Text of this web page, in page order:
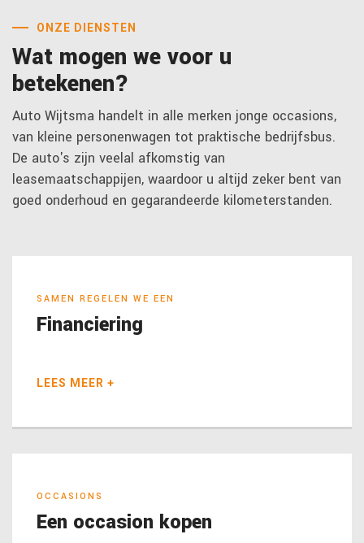
ONZE DIENSTEN
Wat mogen we voor u
betekenen?
Auto Wijtsma handelt in alle merken jonge occasions,
van kleine personenwagen tot praktische bedrijfsbus.
De auto's zijn veelal afkomstig van
leasemaatschappijen, waardoor u altijd zeker bent van
goed onderhoud en gegarandeerde kilometerstanden.
SAMEN REGELEN WE EEN
Financiering
LEES MEER +
OCCASIONS
Een occasion kopen